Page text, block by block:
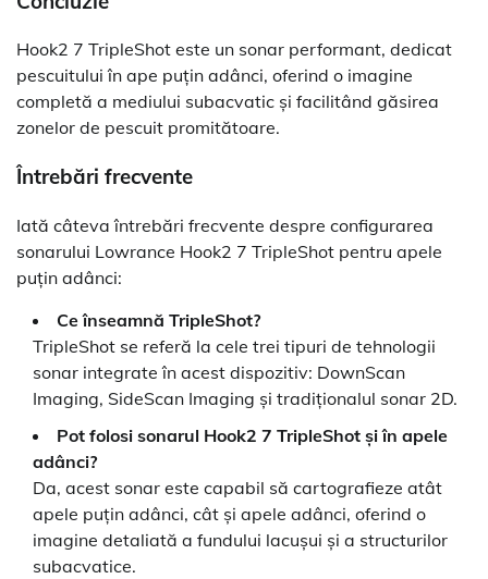
Hook2 7 TripleShot este un sonar performant, dedicat
pescuitului în ape puțin adânci, oferind o imagine
completă a mediului subacvatic și facilitând găsirea
zonelor de pescuit promitătoare.
Întrebări frecvente
Iată câteva întrebări frecvente despre configurarea
sonarului Lowrance Hook2 7 TripleShot pentru apele
puțin adânci:
Ce înseamnă TripleShot?
TripleShot se referă la cele trei tipuri de tehnologii
sonar integrate în acest dispozitiv: DownScan
Imaging, SideScan Imaging și tradiționalul sonar 2D.
Pot folosi sonarul Hook2 7 TripleShot și în apele
adânci?
Da, acest sonar este capabil să cartografieze atât
apele puțin adânci, cât și apele adânci, oferind o
imagine detaliată a fundului lacușui și a structurilor
subacvatice.